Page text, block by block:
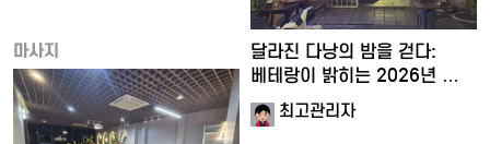
달라진 다낭의 밤을 걷다:
베테랑이 밝히는 2026년 …
최고관리자
마사지